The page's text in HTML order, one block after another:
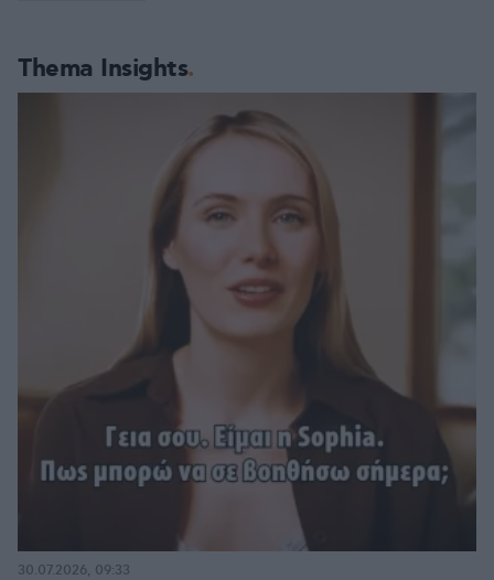
Thema Insights
30.07.2026, 09:33